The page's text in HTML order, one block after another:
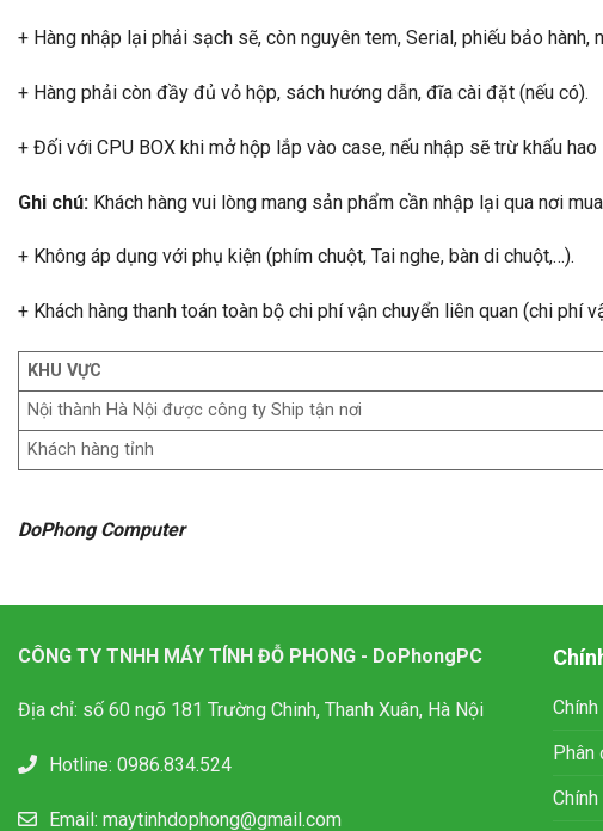
+ Hàng nhập lại phải sạch sẽ, còn nguyên tem, Serial, phiếu bảo
+ Hàng phải còn đầy đủ vỏ hộp, sách hướng dẫn, đĩa cài đặt (nếu có).
+ Đối với CPU BOX khi mở hộp lắp vào case, nếu nhập sẽ trừ khấu hao
Ghi chú: Khách hàng vui lòng mang sản phẩm cần nhập lại qua nơi
+ Không áp dụng với phụ kiện (phím chuột, Tai nghe, bàn di chuột,…).
+ Khách hàng thanh toán toàn bộ chi phí vận chuyển liên quan (chi phí
KHU VỰC
Nội thành Hà Nội được công ty Ship tận nơi
Khách hàng tỉnh
DoPhong Computer
CÔNG TY TNHH MÁY TÍNH ĐỖ PHONG - DoPhongPC
Địa chỉ: số 60 ngõ 181 Trường Chinh, Thanh Xuân, Hà Nội
Hotline: 0986.834.524
Email: maytinhdophong@gmail.com
Phân